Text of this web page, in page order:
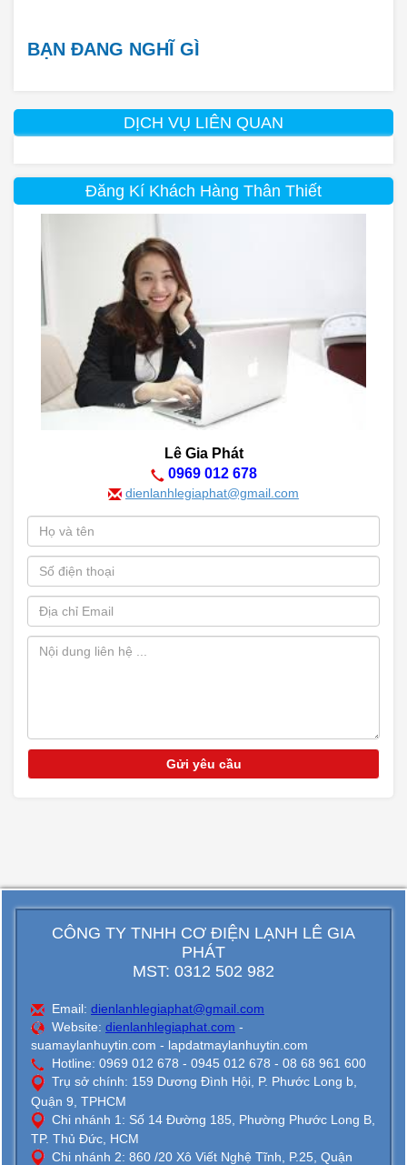
BẠN ĐANG NGHĨ GÌ
DỊCH VỤ LIÊN QUAN
Đăng Kí Khách Hàng Thân Thiết
Lê Gia Phát
0969 012 678
dienlanhlegiaphat@gmail.com
CÔNG TY TNHH CƠ ĐIỆN LẠNH LÊ GIA
PHÁT
MST: 0312 502 982
Email: dienlanhlegiaphat@gmail.com
Website: dienlanhlegiaphat.com -
suamaylanhuytin.com - lapdatmaylanhuytin.com
Hotline: 0969 012 678 - 0945 012 678 - 08 68 961 600
Trụ sở chính: 159 Dương Đình Hội, P. Phước Long b,
Quận 9, TPHCM
Chi nhánh 1: Số 14 Đường 185, Phường Phước Long B,
TP. Thủ Đức, HCM
Chi nhánh 2: 860 /20 Xô Viết Nghệ Tĩnh, P.25, Quận